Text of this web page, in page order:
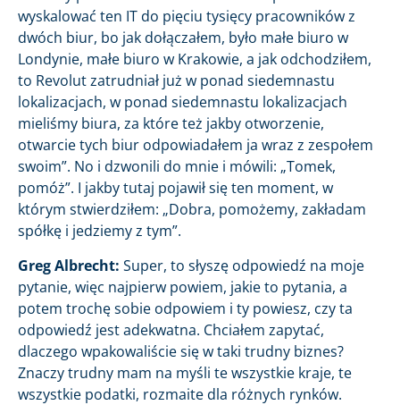
wyskalować ten IT do pięciu tysięcy pracowników z
dwóch biur, bo jak dołączałem, było małe biuro w
Londynie, małe biuro w Krakowie, a jak odchodziłem,
to Revolut zatrudniał już w ponad siedemnastu
lokalizacjach, w ponad siedemnastu lokalizacjach
mieliśmy biura, za które też jakby otworzenie,
otwarcie tych biur odpowiadałem ja wraz z zespołem
swoim”. No i dzwonili do mnie i mówili: „Tomek,
pomóż”. I jakby tutaj pojawił się ten moment, w
którym stwierdziłem: „Dobra, pomożemy, zakładam
spółkę i jedziemy z tym”.
Greg Albrecht: Super, to słyszę odpowiedź na moje
pytanie, więc najpierw powiem, jakie to pytania, a
potem trochę sobie odpowiem i ty powiesz, czy ta
odpowiedź jest adekwatna. Chciałem zapytać,
dlaczego wpakowaliście się w taki trudny biznes?
Znaczy trudny mam na myśli te wszystkie kraje, te
wszystkie podatki, rozmaite dla różnych rynków.